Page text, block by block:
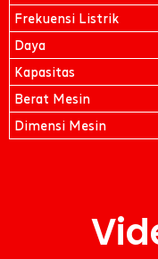
Frekuensi Listrik
Daya
Kapasitas
Berat Mesin
Dimensi Mesin